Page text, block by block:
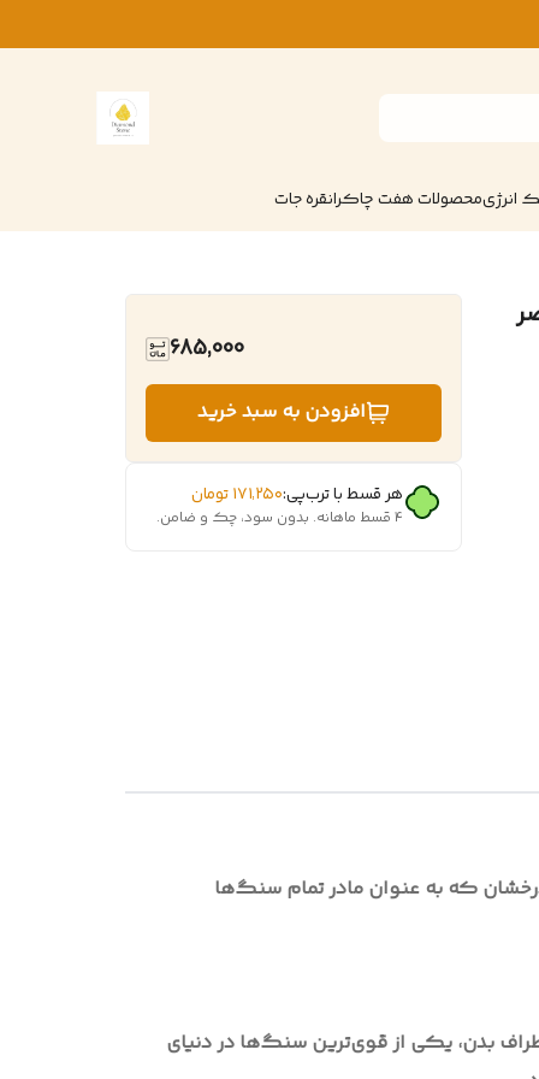
انرژیمحصولات هفت چاکرانقره جات
685,000
افزودن به سبد خرید
هر قسط با ترب‌پی:۱۷۱٬۲۵۰تومان
۴ قسط ماهانه. بدون سود، چک و ضامن.
که به عنوان مادر تمام سنگ‌ها
بدن، یکی از قوی‌ترین سنگ‌ها در دنیای